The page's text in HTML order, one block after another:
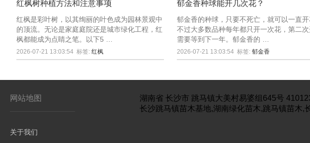
红枫树种植方法和注意事项
红枫是彩叶树，以其绚丽的叶色成为园林景观中
的顶流。无论是家庭庭院还是城市绿化工程，红
枫都能成为点睛之笔。以下5 …
2026-07-21 13:03:54 标签:红枫
郁金香种球能开几次花？
郁金香的种球，只要不死亡，就可以一直开
不过大多数品种每年都只开一次花，第二
需要等到下一年。郁金香的 …
2026-07-21 13:03:54 标签:郁金香
网站地图
关于我们
湖南省 长沙市 跳马镇大美村易婆组645号
长沙跳马镇苗木基地,湖南绿化苗木,跳马镇苗木